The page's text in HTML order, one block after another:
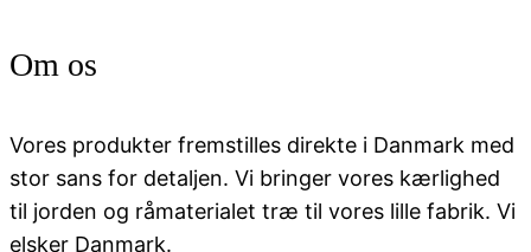
Om os
Vores produkter fremstilles direkte i Danmark med
stor sans for detaljen. Vi bringer vores kærlighed
til jorden og råmaterialet træ til vores lille fabrik. Vi
elsker Danmark.